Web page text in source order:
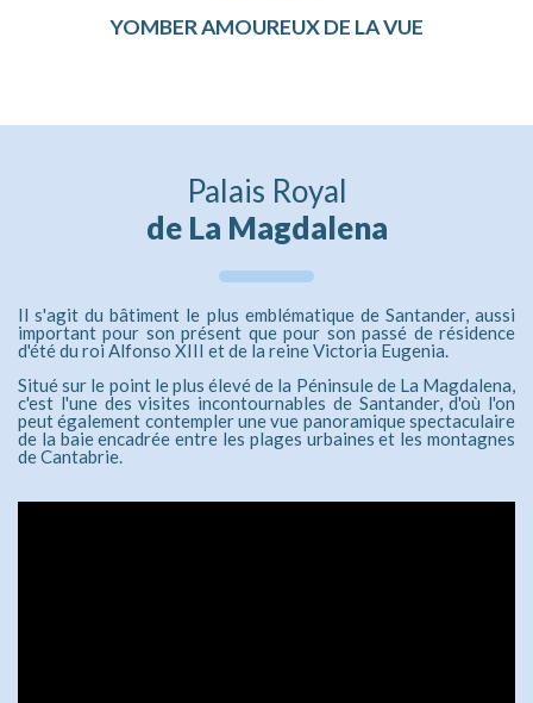
YOMBER AMOUREUX DE LA VUE
Palais Royal
de La Magdalena
Il s'agit du bâtiment le plus emblématique de Santander, aussi
important pour son présent que pour son passé de résidence
d'été du roi Alfonso XIII et de la reine Victoria Eugenia.
Situé sur le point le plus élevé de la Péninsule de La Magdalena,
c'est l'une des visites incontournables de Santander, d'où l'on
peut également contempler une vue panoramique spectaculaire
de la baie encadrée entre les plages urbaines et les montagnes
de Cantabrie.